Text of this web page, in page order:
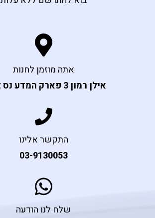
אתה מוזמן לחנות
אילן רמון 3 פארק המדע נס ציונה
התקשר אלינו
03-9130053
שלח לנו הודעה